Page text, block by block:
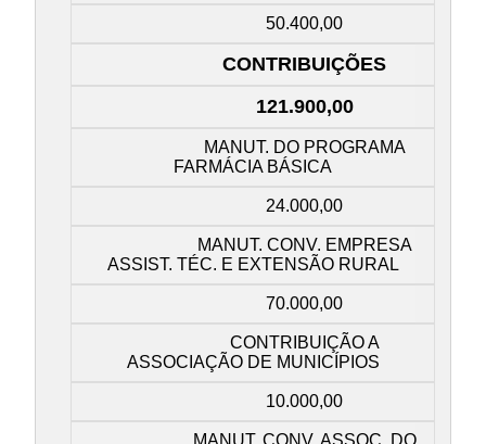
50.400,00
CONTRIBUIÇÕES
121.900,00
MANUT. DO PROGRAMA
FARMÁCIA BÁSICA
24.000,00
MANUT. CONV. EMPRESA
ASSIST. TÉC. E EXTENSÃO RURAL
70.000,00
CONTRIBUIÇÃO A
ASSOCIAÇÃO DE MUNICÍPIOS
10.000,00
MANUT. CONV. ASSOC. DO